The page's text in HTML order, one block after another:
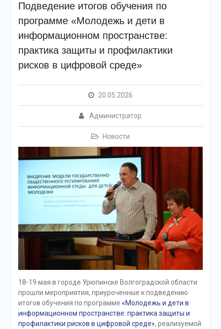
Подведение итогов обучения по
программе «Молодежь и дети в
информационном пространстве:
практика защиты и профилактики
рисков в цифровой среде»
20.05.2026
Администратор
Новости
18-19 мая в городе Урюпинске Волгоградской области
прошли мероприятия, приуроченные к подведению
итогов обучения по программе «Молодежь и дети в
информационном пространстве: практика защиты и
профилактики рисков в цифровой среде», реализуемой